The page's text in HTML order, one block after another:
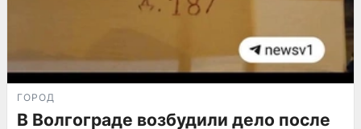
ГОРОД
В Волгограде возбудили дело после